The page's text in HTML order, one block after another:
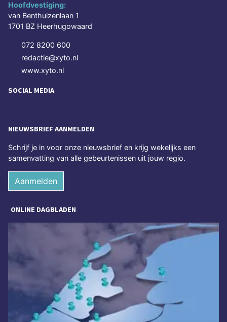
Hoofdvestiging:
van Benthuizenlaan 1
1701 BZ Heerhugowaard
072 8200 600
redactie@xyto.nl
www.xyto.nl
SOCIAL MEDIA
NIEUWSBRIEF AANMELDEN
Schrijf je in voor onze nieuwsbrief en krijg wekelijks een
samenvatting van alle gebeurtenissen uit jouw regio.
Aanmelden
ONLINE DAGBLADEN